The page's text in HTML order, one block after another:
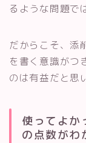
るような問題で
だからこそ、添
を書く意識がつ
のは有益だと思
使ってよ
の点数がわ